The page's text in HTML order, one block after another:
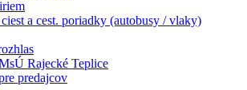
a cest. poriadky (autobusy / vlaky)
Rajecké Teplice
predajcov